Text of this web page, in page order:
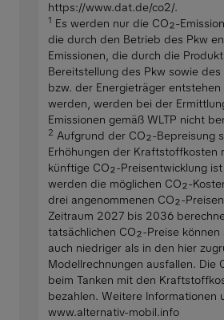
https://www.dat.de/co2/.
1 Es werden nur die CO₂-
die durch den Betrieb des Pkw
Emissionen, die durch die
Bereitstellung des Pkw sowie
bzw. der Energieträger
werden, werden bei der
Emissionen gemäß WLTP nicht
2 Aufgrund der CO₂-Bepreisung
Erhöhungen der Kraftstoffkosten
künftige CO₂-Preisentwicklung
werden die möglichen CO₂-
drei angenommenen CO₂-
Zeitraum 2027 bis 2036
tatsächlichen CO₂-Preise können
auch niedriger als in den hier
Modellrechnungen ausfallen. Die
beim Tanken mit den
bezahlen. Weitere Informationen
www.alternativ-mobil.info